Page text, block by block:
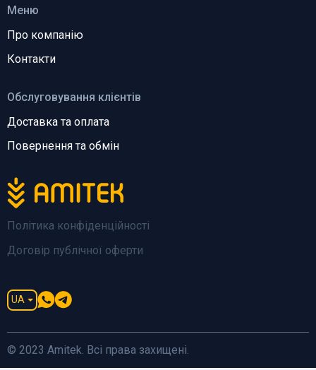
Політика конфіденційності
Договір публічної оферти
UA
Обслуговування клієнтів
Доставка та оплата
Повернення та обмін
Меню
Про компанію
Контакти
© 2023 Amitek. Всі права захищені.